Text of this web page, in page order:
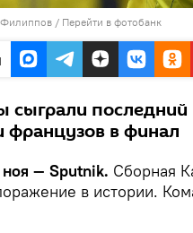
/ Перейти в фотобанк
сыграли последний
французов в финал
— Sputnik. Сборная
в истории.